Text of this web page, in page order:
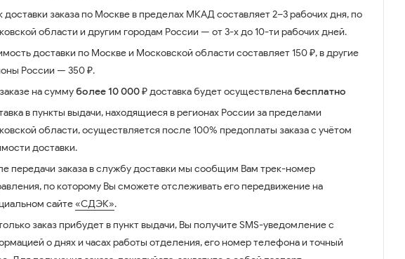
доставки заказа по Москве в пределах МКАД составляет 2–3 рабочих дня, по
области и другим городам России — от 3-х до 10-ти рабочих дней.
доставки по Москве и Московской области составляет 150 ₽, в другие
России — 350 ₽.
на суммуболее 10 000 ₽доставка будет осуществленабесплатно
в пункты выдачи, находящиеся в регионах России за пределами
области, осуществляется после 100% предоплаты заказа с учётом
доставки.
передачи заказа в службу доставки мы сообщим Вам трек-номер
по которому Вы сможете отслеживать его передвижение на
сайте«СДЭК».
заказ прибудет в пункт выдачи, Вы получите SMS-уведомление с
о днях и часах работы отделения, его номер телефона и точный